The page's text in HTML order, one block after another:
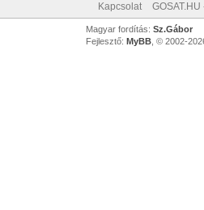
Kapcsolat
Magyar fordítás: Sz.Gábor
Fejlesztő: MyBB, © 2002-